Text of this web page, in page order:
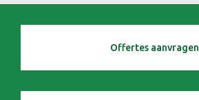
Offertes aanvragen